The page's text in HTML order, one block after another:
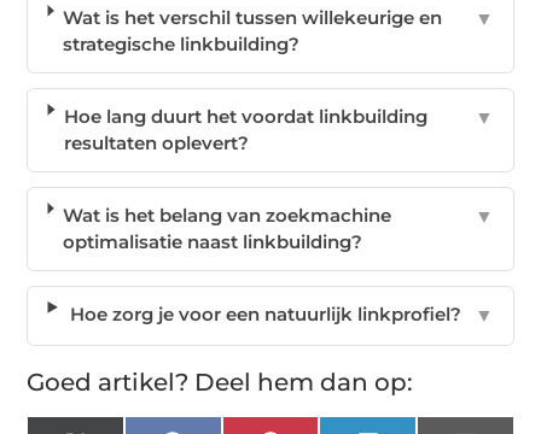
Wat is het verschil tussen willekeurige en
strategische linkbuilding?
▼
Hoe lang duurt het voordat linkbuilding
resultaten oplevert?
▼
Wat is het belang van zoekmachine
optimalisatie naast linkbuilding?
▼
Hoe zorg je voor een natuurlijk linkprofiel? ▼
Goed artikel? Deel hem dan op: